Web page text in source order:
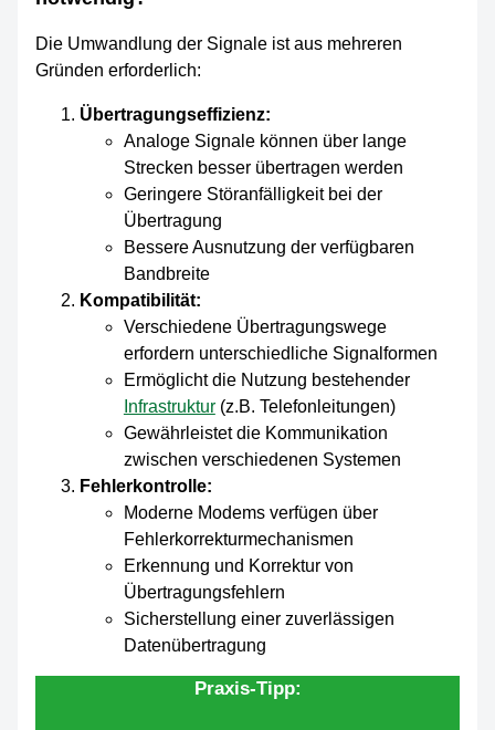
Die Umwandlung der Signale ist aus mehreren
Gründen erforderlich:
Übertragungseffizienz:
Analoge Signale können über lange
Strecken besser übertragen werden
Geringere Störanfälligkeit bei der
Übertragung
Bessere Ausnutzung der verfügbaren
Bandbreite
Kompatibilität:
Verschiedene Übertragungswege
erfordern unterschiedliche Signalformen
Ermöglicht die Nutzung bestehender
Infrastruktur(z.B. Telefonleitungen)
Gewährleistet die Kommunikation
zwischen verschiedenen Systemen
Fehlerkontrolle:
Moderne Modems verfügen über
Fehlerkorrekturmechanismen
Erkennung und Korrektur von
Übertragungsfehlern
Sicherstellung einer zuverlässigen
Datenübertragung
Praxis-Tipp: